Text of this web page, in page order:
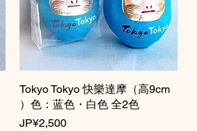
快速瀏覽
Tokyo Tokyo 快樂達摩（高9cm
）色：蓝色・白色 全2色
價格
JP¥2,500